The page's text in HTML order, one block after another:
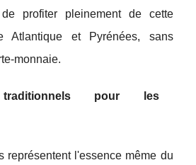
profiter pleinement de cette
Atlantique et Pyrénées, sans
monnaie.
traditionnels pour les
représentent l'essence même du